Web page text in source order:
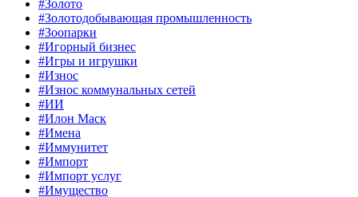
#Золото
#Золотодобывающая промышленность
#Зоопарки
#Игорный бизнес
#Игры и игрушки
#Износ
#Износ коммунальных сетей
#ИИ
#Илон Маск
#Имена
#Иммунитет
#Импорт
#Импорт услуг
#Имущество